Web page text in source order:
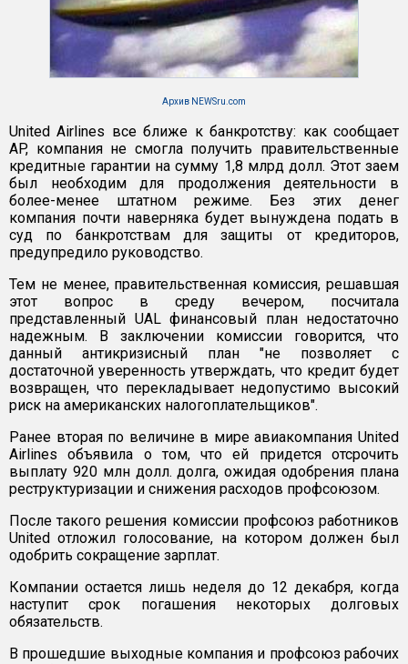
Архив NEWSru.com
United Airlines все ближе к банкротству: как сообщает
AP, компания не смогла получить правительственные
кредитные гарантии на сумму 1,8 млрд долл. Этот заем
был необходим для продолжения деятельности в
более-менее штатном режиме. Без этих денег
компания почти наверняка будет вынуждена подать в
суд по банкротствам для защиты от кредиторов,
предупредило руководство.
Тем не менее, правительственная комиссия, решавшая
этот вопрос в среду вечером, посчитала
представленный UAL финансовый план недостаточно
надежным. В заключении комиссии говорится, что
данный антикризисный план "не позволяет с
достаточной уверенность утверждать, что кредит будет
возвращен, что перекладывает недопустимо высокий
риск на американских налогоплательщиков".
Ранее вторая по величине в мире авиакомпания United
Airlines объявила о том, что ей придется отсрочить
выплату 920 млн долл. долга, ожидая одобрения плана
реструктуризации и снижения расходов профсоюзом.
После такого решения комиссии профсоюз работников
United отложил голосование, на котором должен был
одобрить сокращение зарплат.
Компании остается лишь неделя до 12 декабря, когда
наступит срок погашения некоторых долговых
обязательств.
В прошедшие выходные компания и профсоюз рабочих